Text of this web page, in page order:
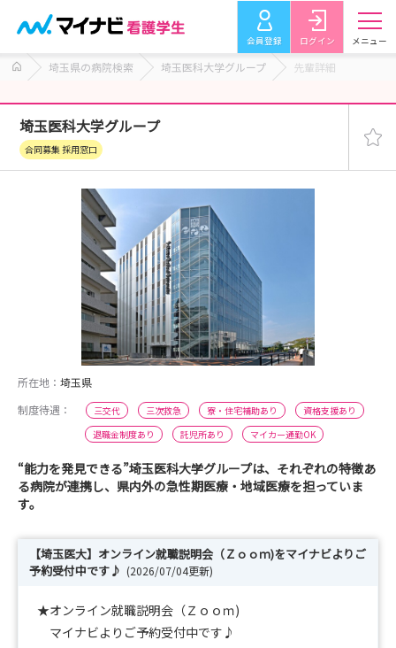
会員登録 ログイン メニュー
埼玉県の病院検索 埼玉医科大学グループ 先輩詳細
埼玉医科大学グループ
合同募集 採用窓口
所在地： 埼玉県
制度待遇：
三交代 三次救急 寮・住宅補助あり
資格支援あり
退職金制度あり
託児所あり マイカー通勤OK
“能力を発見できる”埼玉医科大学グループは、それぞれの特徴あ
る病院が連携し、県内外の急性期医療・地域医療を担っていま
す。
【埼玉医大】オンライン就職説明会（Ｚｏｏｍ)をマイナビよりご
予約受付中です♪ (2026/07/04更新)
★オンライン就職説明会（Ｚｏｏｍ)
マイナビよりご予約受付中です♪